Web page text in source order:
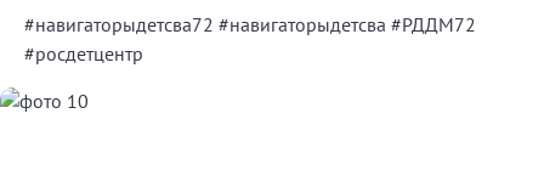
#навигаторыдетсва72 #навигаторыдетсва #РДДМ72
#росдетцентр